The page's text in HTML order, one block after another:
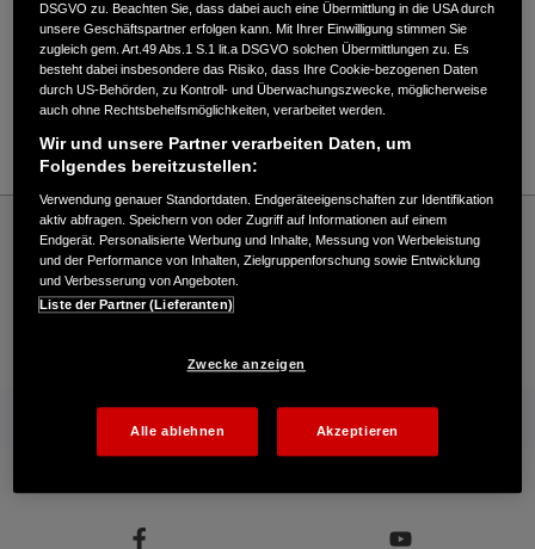
Verkauf / Kundendienst
05028/90090
E-Mail
Honda
Schneefräsen
Deterding GmbH - Schneefräsen – Honda - HONDA Deutschland Offizielle Website |
The Power of Dreams
Mehr von Honda
DSGVO zu. Beachten Sie, dass dabei auch eine Übermittlung in die USA durch
unsere Geschäftspartner erfolgen kann. Mit Ihrer Einwilligung stimmen Sie
zugleich gem. Art.49 Abs.1 S.1 lit.a DSGVO solchen Übermittlungen zu. Es
besteht dabei insbesondere das Risiko, dass Ihre Cookie-bezogenen Daten
durch US-Behörden, zu Kontroll- und Überwachungszwecke, möglicherweise
auch ohne Rechtsbehelfsmöglichkeiten, verarbeitet werden.
Wir und unsere Partner verarbeiten Daten, um
Folgendes bereitzustellen:
Verwendung genauer Standortdaten. Endgeräteeigenschaften zur Identifikation
aktiv abfragen. Speichern von oder Zugriff auf Informationen auf einem
Endgerät. Personalisierte Werbung und Inhalte, Messung von Werbeleistung
und der Performance von Inhalten, Zielgruppenforschung sowie Entwicklung
und Verbesserung von Angeboten.
Liste der Partner (Lieferanten)
Zwecke anzeigen
Alle ablehnen Akzeptieren